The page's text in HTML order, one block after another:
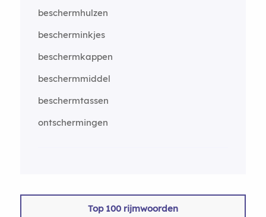
beschermhulzen
bescherminkjes
beschermkappen
beschermmiddel
beschermtassen
ontschermingen
Top 100 rijmwoorden